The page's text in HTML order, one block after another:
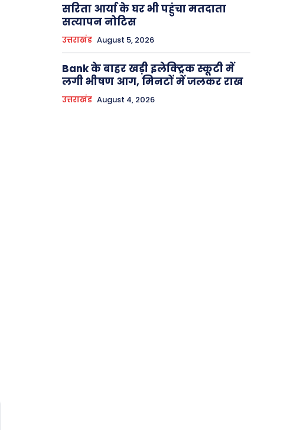
सरिता आर्या के घर भी पहुंचा मतदाता
सत्यापन नोटिस
उत्तराखंड August 5, 2026
Bank के बाहर खड़ी इलेक्ट्रिक स्कूटी में
लगी भीषण आग, मिनटों में जलकर राख
उत्तराखंड August 4, 2026